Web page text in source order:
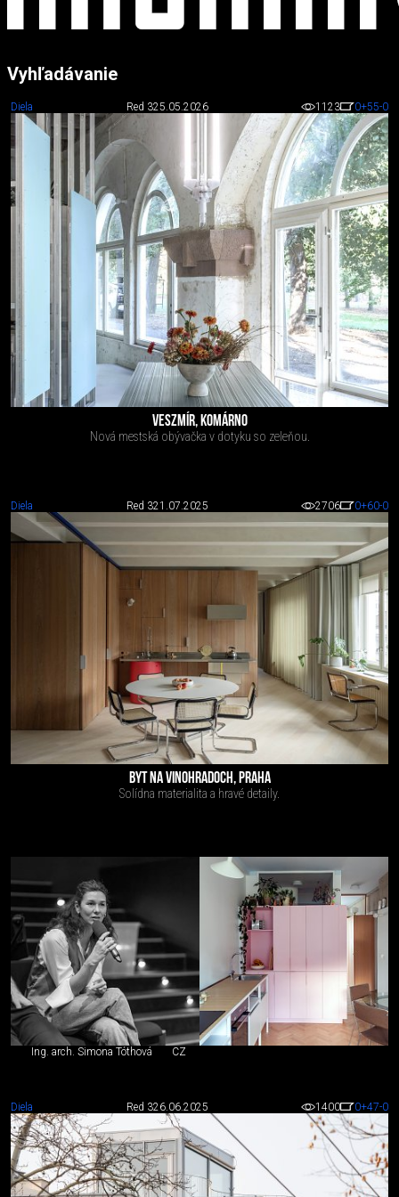
Vyhľadávanie
Diela Red 325.05.2026 1123 0+55-0
VESZMÍR, KOMÁRNO
Nová mestská obývačka v dotyku so zeleňou.
Diela Red 321.07.2025 2706 0+60-0
BYT NA VINOHRADOCH, PRAHA
Solídna materialita a hravé detaily.
Ing. arch. Simona Tóthová CZ
Diela Red 326.06.2025 1400 0+47-0